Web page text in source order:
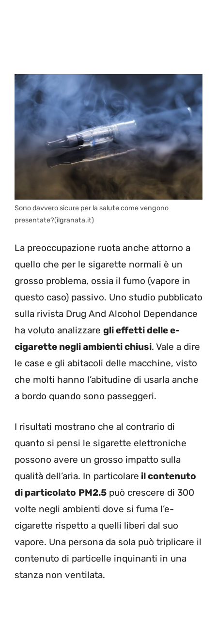
Sono davvero sicure per la salute come vengono
presentate?(ilgranata.it)
La preoccupazione ruota anche attorno a
quello che per le sigarette normali è un
grosso problema, ossia il fumo (vapore in
questo caso) passivo. Uno studio pubblicato
sulla rivista Drug And Alcohol Dependance
ha voluto analizzare gli effetti delle e-
cigarette negli ambienti chiusi. Vale a dire
le case e gli abitacoli delle macchine, visto
che molti hanno l’abitudine di usarla anche
a bordo quando sono passeggeri.
I risultati mostrano che al contrario di
quanto si pensi le sigarette elettroniche
possono avere un grosso impatto sulla
qualità dell’aria. In particolare il contenuto
di particolato PM2.5 può crescere di 300
volte negli ambienti dove si fuma l’e-
cigarette rispetto a quelli liberi dal suo
vapore. Una persona da sola può triplicare il
contenuto di particelle inquinanti in una
stanza non ventilata.